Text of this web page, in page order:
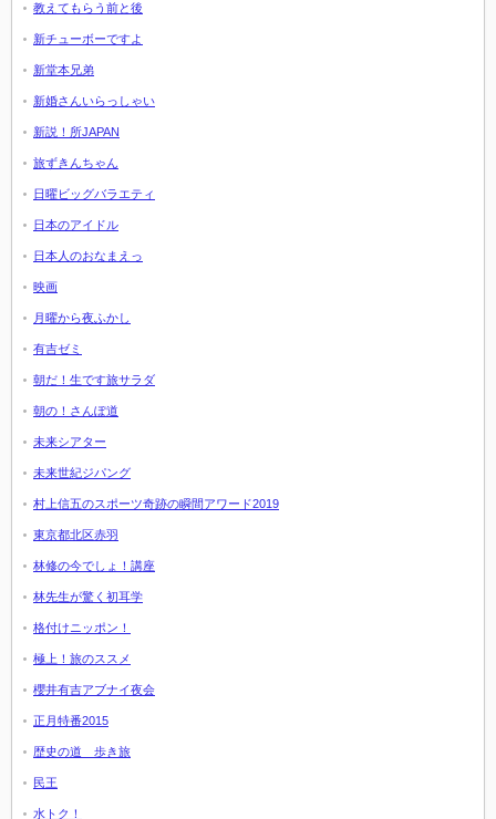
教えてもらう前と後
新チューボーですよ
新堂本兄弟
新婚さんいらっしゃい
新説！所JAPAN
旅ずきんちゃん
日曜ビッグバラエティ
日本のアイドル
日本人のおなまえっ
映画
月曜から夜ふかし
有吉ゼミ
朝だ！生です旅サラダ
朝の！さんぽ道
未来シアター
未来世紀ジパング
村上信五のスポーツ奇跡の瞬間アワード2019
東京都北区赤羽
林修の今でしょ！講座
林先生が驚く初耳学
格付けニッポン！
極上！旅のススメ
櫻井有吉アブナイ夜会
正月特番2015
歴史の道 歩き旅
民王
水トク！